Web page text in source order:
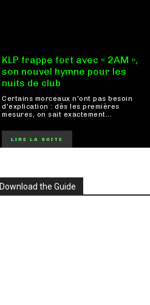
KLP frappe fort avec « 2AM »,
son nouvel hymne pour les
nuits de club
Certains morceaux n'ont pas besoin
d'explication : dès les premières
mesures, on sait exactement...
LIRE LA SUITE
Download the Guide